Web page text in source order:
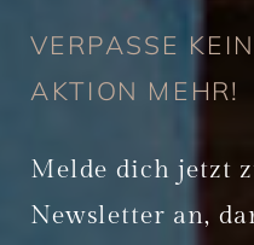
VERPASSE
AKTION MEHR!
Melde dich jetzt
Newsletter an,